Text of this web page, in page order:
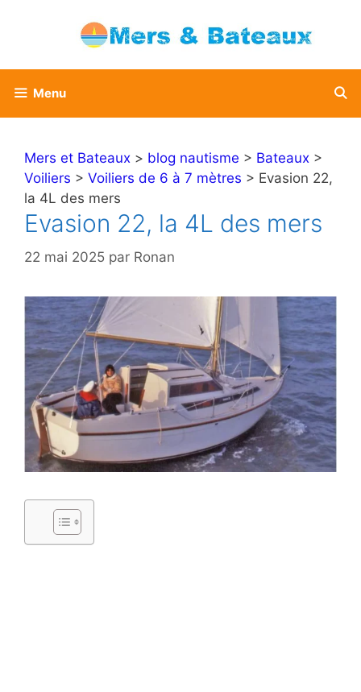
Menu
Mers et Bateaux > blog nautisme > Bateaux >
Voiliers > Voiliers de 6 à 7 mètres > Evasion 22,
la 4L des mers
Evasion 22, la 4L des mers
22 mai 2025 par Ronan